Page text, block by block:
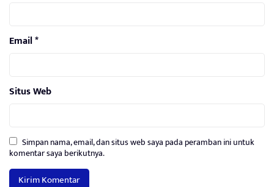
Email*
Situs Web
Simpan nama, email, dan situs web saya pada peramban ini untuk
komentar saya berikutnya.